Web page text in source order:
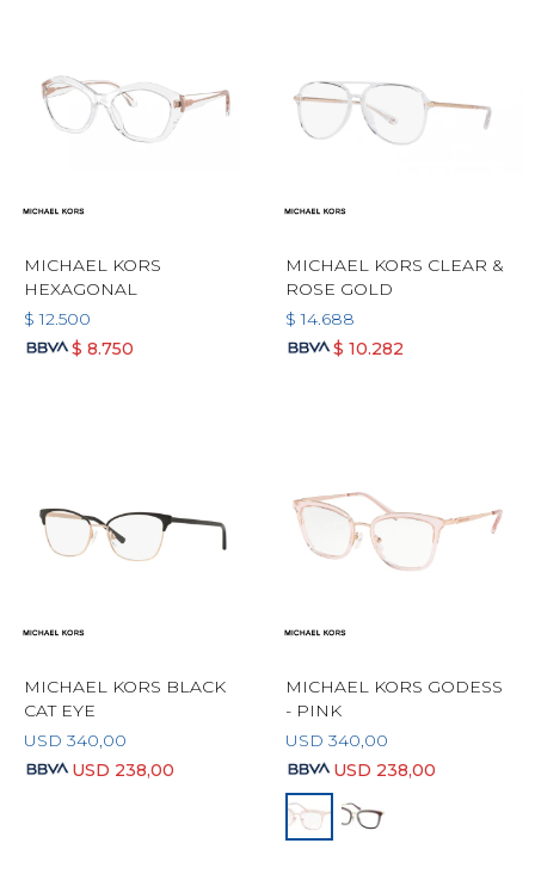
MICHAEL KORS
HEXAGONAL
$ 12.500
$ 8.750
MICHAEL KORS CLEAR &
ROSE GOLD
$ 14.688
$ 10.282
MICHAEL KORS BLACK
CAT EYE
USD 340,00
USD 238,00
MICHAEL KORS GODESS
- PINK
USD 340,00
USD 238,00